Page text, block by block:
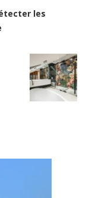
les